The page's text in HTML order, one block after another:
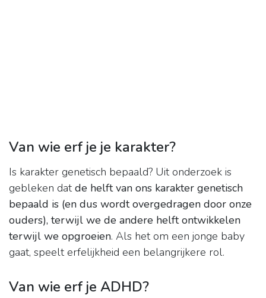
Van wie erf je je karakter?
Is karakter genetisch bepaald? Uit onderzoek is
gebleken datde helft van ons karakter genetisch
bepaald is (en dus wordt overgedragen door onze
ouders), terwijl we de andere helft ontwikkelen
terwijl we opgroeien. Als het om een jonge baby
gaat, speelt erfelijkheid een belangrijkere rol.
Van wie erf je ADHD?